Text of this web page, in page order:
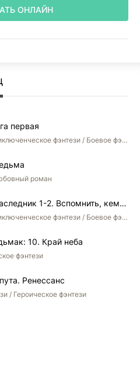
ОНЛАЙН
первая
Попаданцы / Приключенческое фэнтези / Боевое фэнтези
роман
Незаконный наследник 1-2. Вспомнить, кем был. Стать собой. Остаться собой
Попаданцы / Приключенческое фэнтези / Боевое фэнтези / Юмористическое фэнтези
10. Край неба
фэнтези
Ренессанс
/ Героическое фэнтези